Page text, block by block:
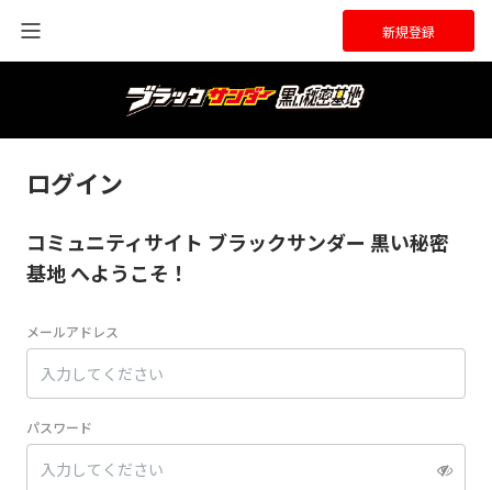
新規登録
ログイン
コミュニティサイト ブラックサンダー 黒い秘密
基地 へようこそ！
メールアドレス
パスワード